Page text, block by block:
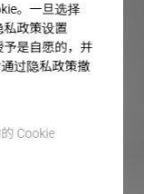
。一旦选择
私政策设置
予是自愿的，并
过隐私政策撤
Cookie